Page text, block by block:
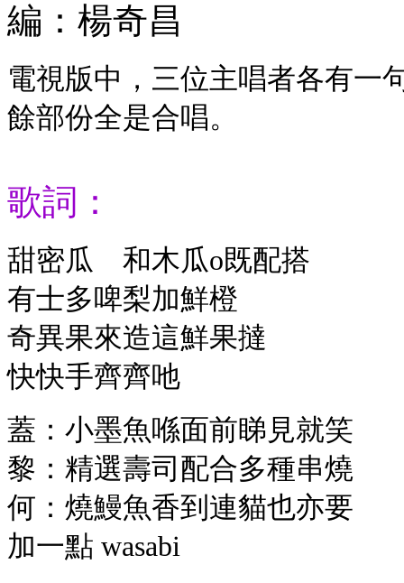
編：楊奇昌
電視版中，三位主唱者各有一
餘部份全是合唱。
歌詞：
甜密瓜 和木瓜o既配搭
有士多啤梨加鮮橙
奇異果來造這鮮果撻
快快手齊齊吔
蓋：小墨魚喺面前睇見就笑
黎：精選壽司配合多種串燒
何：燒鰻魚香到連貓也亦要
加一點 wasabi